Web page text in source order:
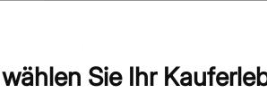
Sie Ihr